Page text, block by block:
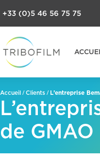
+33 (0)5 46 56 75 75
Accueil /Clients / L’entreprise
de GMAO